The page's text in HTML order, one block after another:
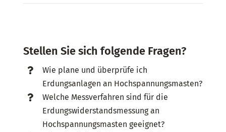
Stellen Sie sich folgende Fragen?
Wie plane und überprüfe ich
Erdungsanlagen an Hochspannungsmasten?
Welche Messverfahren sind für die
Erdungswiderstandsmessung an
Hochspannungsmasten geeignet?